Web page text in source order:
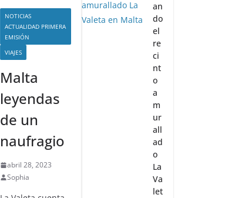
NOTICIAS
ACTUALIDAD PRIMERA
EMISIÓN
VIAJES
Malta
leyendas
de un
naufragio
abril 28, 2023
Sophia
an
do
el
re
ci
nt
o
a
m
ur
all
ad
o
La
Va
let